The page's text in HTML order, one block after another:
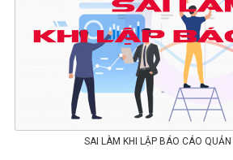
SAI LÀM KHI LẬP BÁO CÁO QUẢN